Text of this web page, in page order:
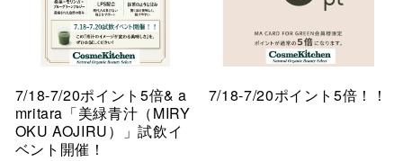
7/18-7/20ポイント5倍& a
mritara「美緑青汁（MIRY
OKU AOJIRU）」試飲イ
ベント開催！
7/18-7/20ポイント5倍！！